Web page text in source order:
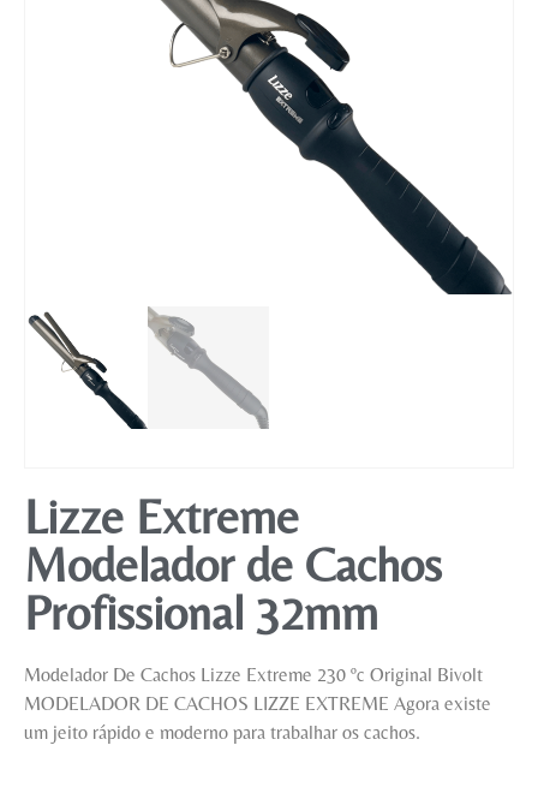
Lizze Extreme
Modelador de Cachos
Profissional 32mm
Modelador De Cachos Lizze Extreme 230 ºc Original Bivolt
MODELADOR DE CACHOS LIZZE EXTREME Agora existe
um jeito rápido e moderno para trabalhar os cachos.